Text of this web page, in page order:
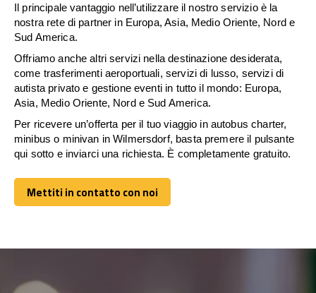
Il principale vantaggio nell’utilizzare il nostro servizio è la
nostra rete di partner in Europa, Asia, Medio Oriente, Nord e
Sud America.
Offriamo anche altri servizi nella destinazione desiderata,
come trasferimenti aeroportuali, servizi di lusso, servizi di
autista privato e gestione eventi in tutto il mondo: Europa,
Asia, Medio Oriente, Nord e Sud America.
Per ricevere un’offerta per il tuo viaggio in autobus charter,
minibus o minivan in Wilmersdorf, basta premere il pulsante
qui sotto e inviarci una richiesta. È completamente gratuito.
Mettiti in contatto con noi
Mettiti in contatto con noi